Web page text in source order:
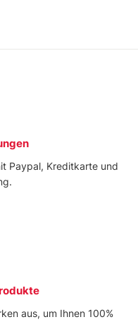
Paypal, Kreditkarte und
aus, um Ihnen 100%